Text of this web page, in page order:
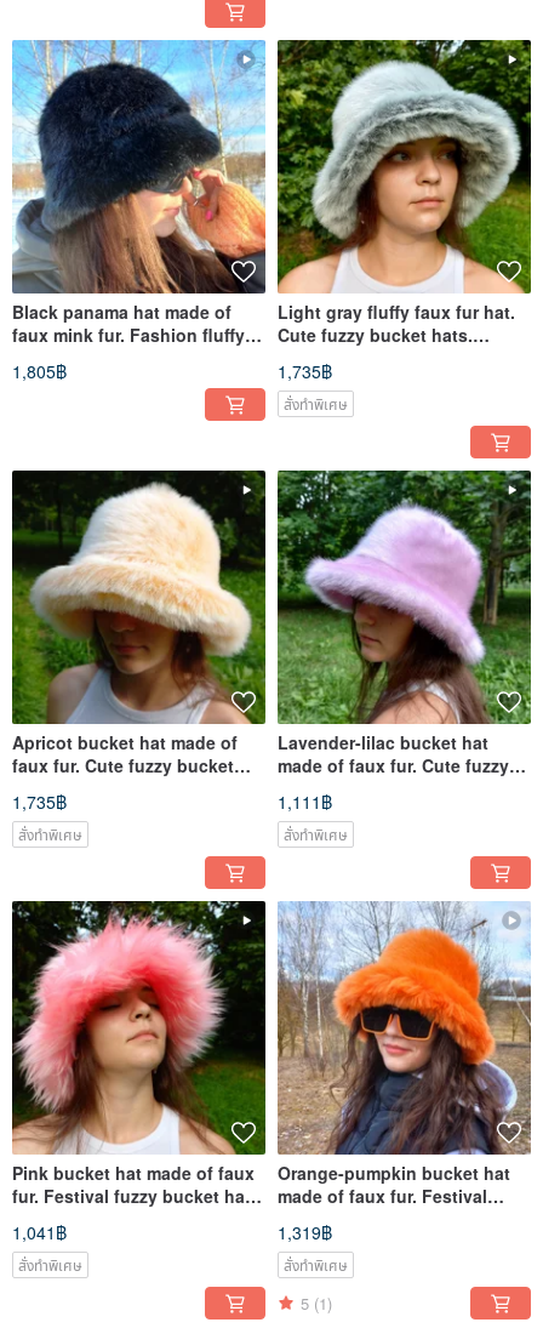
Black panama hat made of
faux mink fur. Fashion fluffy
mink fur hat. Cute hat.
1,805฿
Light gray fluffy faux fur hat.
Cute fuzzy bucket hats.
Stylish shaggy fur hat.
1,735฿
สั่งทำพิเศษ
Apricot bucket hat made of
faux fur. Cute fuzzy bucket
hats. Fluffy warm hat.
1,735฿
สั่งทำพิเศษ
Lavender-lilac bucket hat
made of faux fur. Cute fuzzy
bucket hats. Stylish hat.
1,111฿
สั่งทำพิเศษ
Pink bucket hat made of faux
fur. Festival fuzzy bucket hats.
Fluffy pink hat.
1,041฿
สั่งทำพิเศษ
Orange-pumpkin bucket hat
made of faux fur. Festival
fuzzy hat. Rave shaggy hat.
1,319฿
สั่งทำพิเศษ
5 (1)